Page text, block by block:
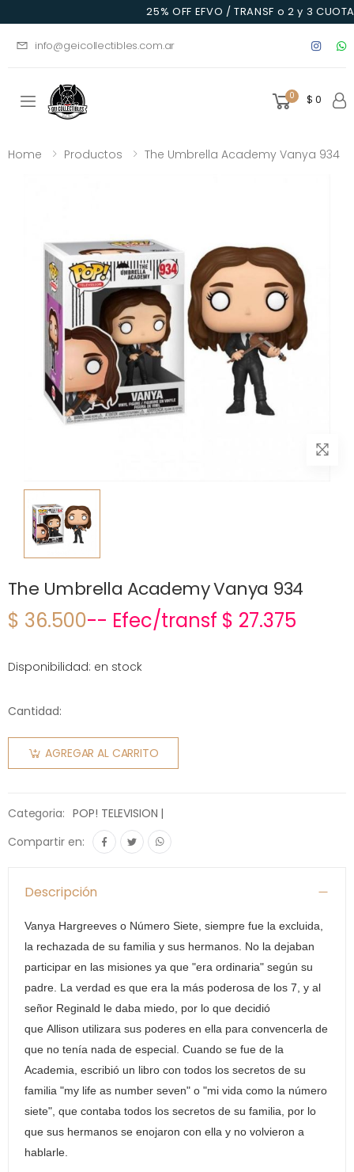
25% OFF EFVO / TRANSF o 2 y 3
info@geicollectibles.com.ar
Toggle mobile menu
0 $ 0
Home Productos The Umbrella Academy Vanya 934
The Umbrella Academy Vanya 934
$ 36.500-- Efec/transf $ 27.375
Disponibilidad: en stock
Cantidad:
AGREGAR AL CARRITO
Categoria: POP! TELEVISION |
Compartir en:
Descripción
Vanya Hargreeves o Número Siete, siempre fue la excluida,
la rechazada de su familia y sus hermanos. No la dejaban
participar en las misiones ya que "era ordinaria" según su
padre. La verdad es que era la más poderosa de los 7, y al
señor Reginald le daba miedo, por lo que decidió
que Allison utilizara sus poderes en ella para convencerla de
que no tenía nada de especial. Cuando se fue de la
Academia, escribió un libro con todos los secretos de su
familia "my life as number seven" o "mi vida como la número
siete", que contaba todos los secretos de su familia, por lo
que sus hermanos se enojaron con ella y no volvieron a
hablarle.